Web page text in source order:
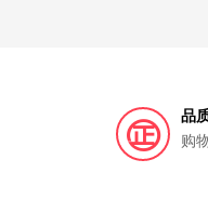
品
购